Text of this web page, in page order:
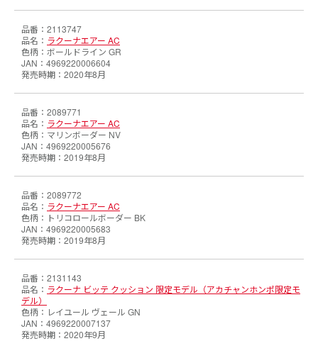
2113747
ラクーナエアー AC
ボールドライン GR
4969220006604
2020年8月
2089771
ラクーナエアー AC
マリンボーダー NV
4969220005676
2019年8月
2089772
ラクーナエアー AC
トリコロールボーダー BK
4969220005683
2019年8月
2131143
ラクーナ ビッテ クッション 限定モデル（アカチャンホンポ限定モ
デル）
レイユール ヴェール GN
4969220007137
2020年9月